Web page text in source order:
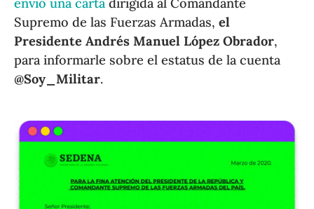
envió una carta dirigida al Comandante
Supremo de las Fuerzas Armadas,el
Presidente Andrés Manuel López Obrador,
para informarle sobre el estatus de la cuenta
@Soy_Militar.